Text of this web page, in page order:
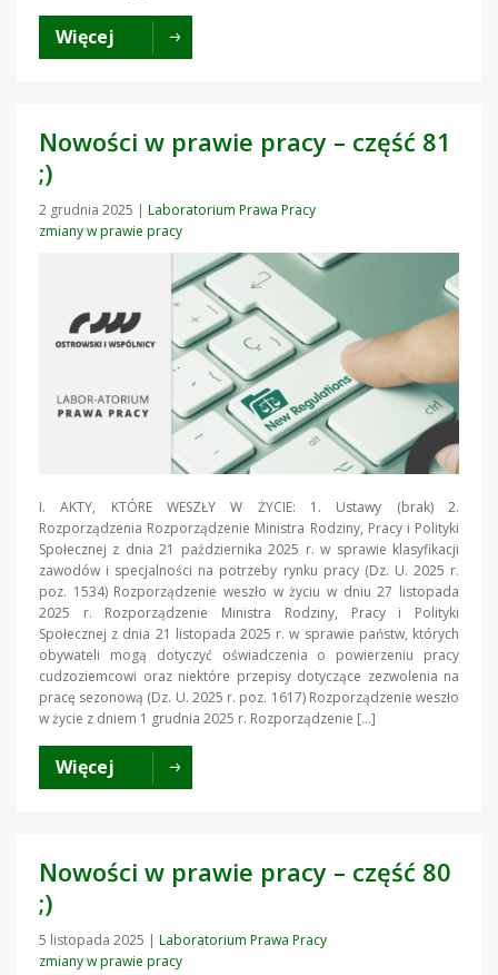
Więcej
Nowości w prawie pracy – część 81
;)
2 grudnia 2025 | Laboratorium Prawa Pracy
zmiany w prawie pracy
I. AKTY, KTÓRE WESZŁY W ŻYCIE: 1. Ustawy (brak) 2.
Rozporządzenia Rozporządzenie Ministra Rodziny, Pracy i Polityki
Społecznej z dnia 21 października 2025 r. w sprawie klasyfikacji
zawodów i specjalności na potrzeby rynku pracy (Dz. U. 2025 r.
poz. 1534) Rozporządzenie weszło w życiu w dniu 27 listopada
2025 r. Rozporządzenie Ministra Rodziny, Pracy i Polityki
Społecznej z dnia 21 listopada 2025 r. w sprawie państw, których
obywateli mogą dotyczyć oświadczenia o powierzeniu pracy
cudzoziemcowi oraz niektóre przepisy dotyczące zezwolenia na
pracę sezonową (Dz. U. 2025 r. poz. 1617) Rozporządzenie weszło
w życie z dniem 1 grudnia 2025 r. Rozporządzenie […]
Więcej
Nowości w prawie pracy – część 80
;)
5 listopada 2025 | Laboratorium Prawa Pracy
zmiany w prawie pracy